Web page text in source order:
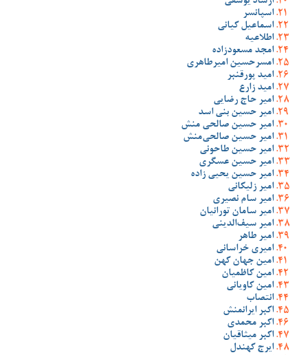
اسپانسر
اسماعیل کیانی
اطلاعیه
امجد مسعودزاده
امسرحسین امیرطاهری
امید پورقنبر
امید زارع
امیر حاج رضایی
امیر حسین بنی اسد
امیر حسین صالحی منش
امیر حسین صالحی‌منش
امیر حسین طاحونی
امیر حسین عسگری
امیر حسین یحیی زاده
امیر زلیکانی
امیر سام نصیری
امیر سامان تورانیان
امیر سیف‌الدینی
امیر طاهر
امیری خراسانی
امین جهان کهن
امین کاظمیان
امین کاویانی
انتصاب
اکبر ایرانمنش
اکبر محمدی
اکبر میثاقیان
ایرج کهندل